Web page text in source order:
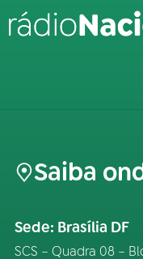
Saiba
Sede: Brasília DF
SCS – Quadra 08 –